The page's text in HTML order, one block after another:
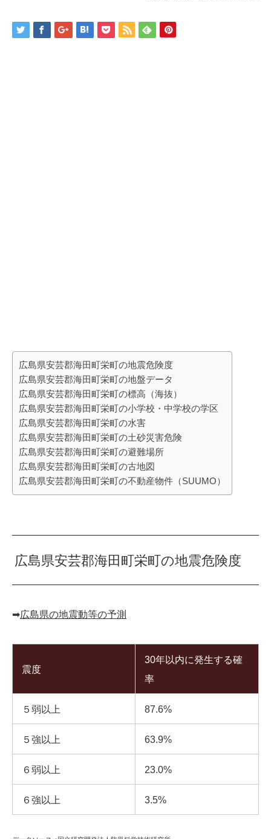
広島県安芸郡海田町栄町の地震危険度
広島県安芸郡海田町栄町の地盤データ
広島県安芸郡海田町栄町の標高（海抜）
広島県安芸郡海田町栄町の小学校・中学校の学区
広島県安芸郡海田町栄町の水害
広島県安芸郡海田町栄町の土砂災害危険
広島県安芸郡海田町栄町の避難場所
広島県安芸郡海田町栄町の古地図
広島県安芸郡海田町栄町の不動産物件（SUUMO）
広島県安芸郡海田町栄町の地震危険度
➡︎広島県の地震動等の予測
震度
30年以内に発生する確
率
５弱以上 87.6%
５強以上 63.9%
６弱以上 23.0%
６強以上 3.5%